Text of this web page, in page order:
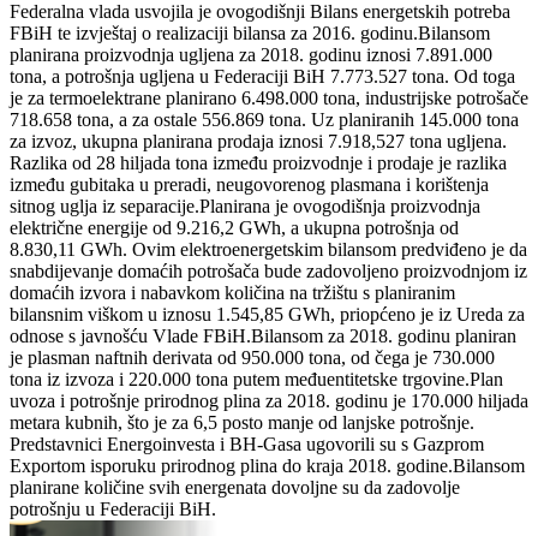
Federalna vlada usvojila je ovogodišnji Bilans energetskih potreba
FBiH te izvještaj o realizaciji bilansa za 2016. godinu.Bilansom
planirana proizvodnja ugljena za 2018. godinu iznosi 7.891.000
tona, a potrošnja ugljena u Federaciji BiH 7.773.527 tona. Od toga
je za termoelektrane planirano 6.498.000 tona, industrijske potrošače
718.658 tona, a za ostale 556.869 tona. Uz planiranih 145.000 tona
za izvoz, ukupna planirana prodaja iznosi 7.918,527 tona ugljena.
Razlika od 28 hiljada tona između proizvodnje i prodaje je razlika
između gubitaka u preradi, neugovorenog plasmana i korištenja
sitnog uglja iz separacije.Planirana je ovogodišnja proizvodnja
električne energije od 9.216,2 GWh, a ukupna potrošnja od
8.830,11 GWh. Ovim elektroenergetskim bilansom predviđeno je da
snabdijevanje domaćih potrošača bude zadovoljeno proizvodnjom iz
domaćih izvora i nabavkom količina na tržištu s planiranim
bilansnim viškom u iznosu 1.545,85 GWh, priopćeno je iz Ureda za
odnose s javnošću Vlade FBiH.Bilansom za 2018. godinu planiran
je plasman naftnih derivata od 950.000 tona, od čega je 730.000
tona iz izvoza i 220.000 tona putem međuentitetske trgovine.Plan
uvoza i potrošnje prirodnog plina za 2018. godinu je 170.000 hiljada
metara kubnih, što je za 6,5 posto manje od lanjske potrošnje.
Predstavnici Energoinvesta i BH-Gasa ugovorili su s Gazprom
Exportom isporuku prirodnog plina do kraja 2018. godine.Bilansom
planirane količine svih energenata dovoljne su da zadovolje
potrošnju u Federaciji BiH.